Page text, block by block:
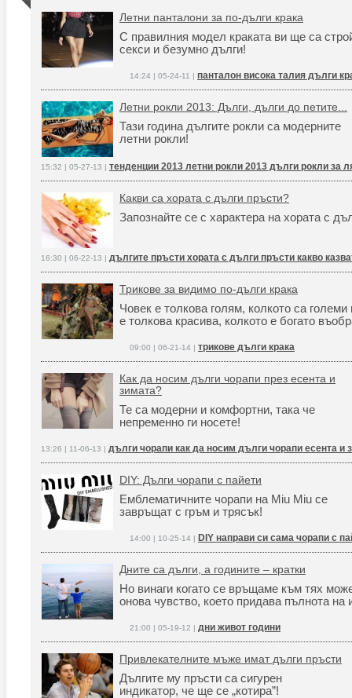
Летни панталони за по-дълги крака
С правилния модел краката ви ще са
секси и безумно дълги!
14:24 | 05-24-11 | панталон висока талия дълги
Летни рокли 2013: Дълги, дълги до петите...
Тази година дългите рокли са модерните
летни рокли!
15:32 | 05-27-13 | тенденции 2013 летни рокли 2013 дълги рокли за
Какви са хората с дълги пръсти?
Запознайте се с характера на хората с
16:30 | 06-22-13 | дългите пръсти хората с дълги пръсти какво
Трикове за видимо по-дълги крака
Човек е толкова голям, колкото са
е толкова красива, колкото е богато
09:00 | 06-21-14 | трикове дълги крака
Как да носим дълги чорапи през есента и
зимата?
Те са модерни и комфортни, така че
непременно ги носете!
13:26 | 11-06-13 | дълги чорапи как да носим дълги чорапи есента и
DIY: Дълги чорапи с пайети
Емблематичните чорапи на Miu Miu се
завръщат с гръм и трясък!
14:00 | 10-25-14 | DIY направи си сама чорапи с
Дните са дълги, а годините – кратки
Но винаги когато се връщаме към тях
онова чувство, което придава пълнота на
21:00 | 05-19-12 | дни живот години
Привлекателните мъже имат дълги пръсти
Дългите му пръсти са сигурен
индикатор, че ще се „котира”!